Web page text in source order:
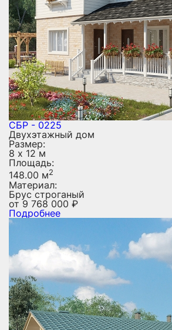
СБР - 0225
Двухэтажный дом
Размер:
8 х 12 м
Площадь:
148.00 м2
Материал:
Брус строганый
от9 768 000 ₽
Подробнее